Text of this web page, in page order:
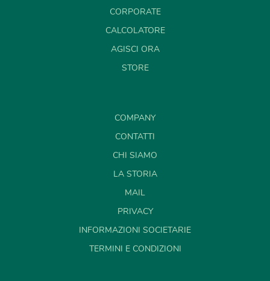
CORPORATE
CALCOLATORE
AGISCI ORA
STORE
COMPANY
CONTATTI
CHI SIAMO
LA STORIA
MAIL
PRIVACY
INFORMAZIONI SOCIETARIE
TERMINI E CONDIZIONI